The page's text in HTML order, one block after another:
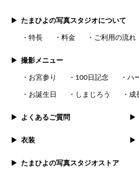
たまひよの写真スタジオについて
特長 料金 ご利用の流れ
撮影メニュー
お宮参り 100日記念 ハ
お誕生日 しまじろう 成
よくあるご質問
衣装
たまひよの写真スタジオストア